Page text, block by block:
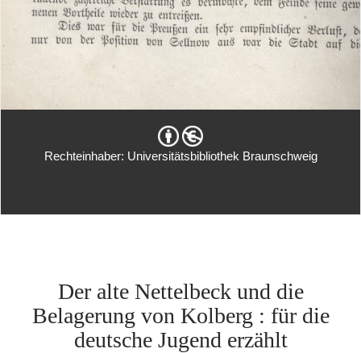
Rechteinhaber: Universitätsbibliothek Braunschweig
Der alte Nettelbeck und die
Belagerung von Kolberg : für die
deutsche Jugend erzählt